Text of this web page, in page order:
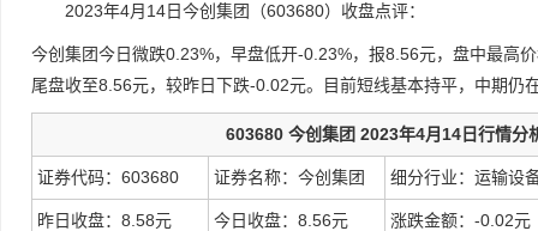
2023年4月14日今创集团（603680）收盘点评：
今创集团今日微跌0.23%，早盘低开-0.23%，报8.56元，盘中最高
尾盘收至8.56元，较昨日下跌-0.02元。目前短线基本持平，中期仍
603680 今创集团 2023年4月14日行情分
证券代码：603680 证券名称：今创集团 细分行业：运输设
昨日收盘：8.58元 今日收盘：8.56元 涨跌金额：-0.02元